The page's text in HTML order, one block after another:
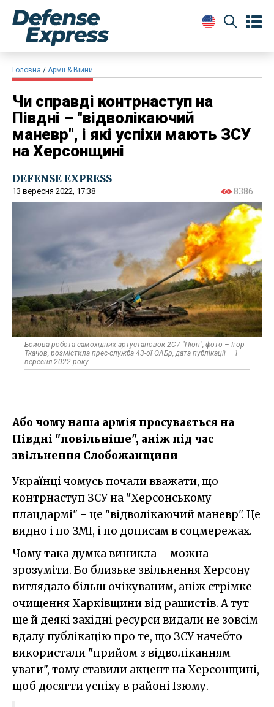
Головна Армії & Війни
Чи справді контрнаступ на
Півдні – "відволікаючий
маневр", і які успіхи мають ЗСУ
на Херсонщині
DEFENSE EXPRESS
13 вересня 2022, 17:38 8386
Бойова робота самохідних артустановок 2С7 "Піон", фото – Ігор
Ткачов, розмістила прес-служба 43-ої ОАБр, дата публікації – 1
вересня 2022 року
Або чому наша армія просувається на
Півдні "повільніше", аніж під час
звільнення Слобожанщини
Українці чомусь почали вважати, що
контрнаступ ЗСУ на "Херсонському
плацдармі" - це "відволікаючий маневр". Це
видно і по ЗМІ, і по дописам в соцмережах.
Чому така думка виникла – можна
зрозуміти. Бо близьке звільнення Херсону
виглядало більш очікуваним, аніж стрімке
очищення Харківщини від рашистів. А тут
ще й деякі західні ресурси видали не зовсім
вдалу публікацію про те, що ЗСУ начебто
використали "прийом з відволіканням
уваги", тому ставили акцент на Херсонщині,
щоб досягти успіху в районі Ізюму.